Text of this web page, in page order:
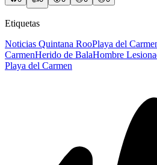
Etiquetas
Noticias Quintana RooPlaya del
CarmenHerido de BalaHombre
Playa del Carmen